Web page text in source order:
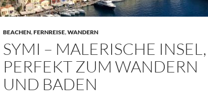
BEACHEN,FERNREISE,WANDERN
SYMI – MALERISCHE INSEL,
PERFEKT ZUM WANDERN
UND BADEN